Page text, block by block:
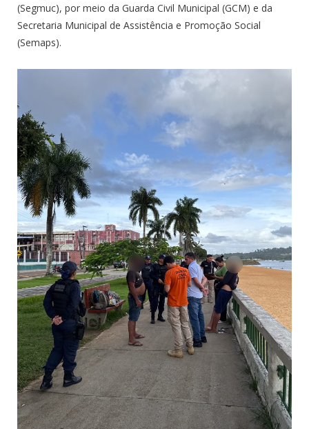
(Segmuc), por meio da Guarda Civil Municipal (GCM) e da
Secretaria Municipal de Assistência e Promoção Social
(Semaps).